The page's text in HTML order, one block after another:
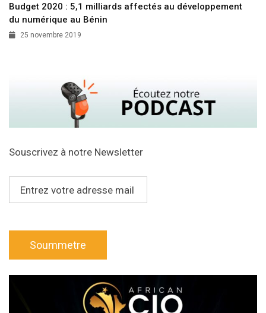
Budget 2020 : 5,1 milliards affectés au développement
du numérique au Bénin
25 novembre 2019
Souscrivez à notre Newsletter